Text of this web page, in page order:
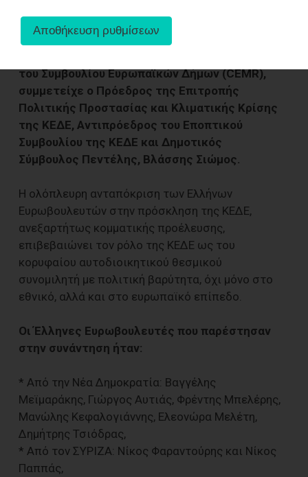
Στη συνάντηση εργασίας της ΚΕΔΕ με τους
Έλληνες Ευρωβουλευτές που διεξήχθη την
του Συμβουλίου Ευρωπαϊκών Δήμων (CEMR),
συμμετείχε ο Πρόεδρος της Επιτροπής
Πολιτικής Προστασίας και Κλιματικής Κρίσης
της ΚΕΔΕ, Αντιπρόεδρος του Εποπτικού
Συμβουλίου της ΚΕΔΕ και Δημοτικός
Σύμβουλος Πεντέλης, Βλάσσης Σιώμος.
Η ολόπλευρη ανταπόκριση των Ελλήνων
Ευρωβουλευτών στην πρόσκληση της ΚΕΔΕ,
ανεξαρτήτως κομματικής προέλευσης,
επιβεβαιώνει τον ρόλο της ΚΕΔΕ ως του
κορυφαίου αυτοδιοικητικού θεσμικού
συνομιλητή με πολιτική βαρύτητα, όχι μόνο στο
εθνικό, αλλά και στο ευρωπαϊκό επίπεδο.
Οι Έλληνες Ευρωβουλευτές που παρέστησαν
στην συνάντηση ήταν:
* Από την Νέα Δημοκρατία: Βαγγέλης
Μεϊμαράκης, Γιώργος Αυτιάς, Φρέντης Μπελέρης,
Μανώλης Κεφαλογιάννης, Ελεονώρα Μελέτη,
Δημήτρης Τσιόδρας,
* Από τον ΣΥΡΙΖΑ: Νίκος Φαραντούρης και Νίκος
Παππάς,